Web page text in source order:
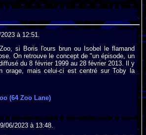
à 12:51.
si Boris l'ours brun ou Isobel le flamand
On retrouve le concept de "un épisode, un
du 8 février 1999 au 28 février 2013. Il y
orage, mais celui-ci est centré sur Toby la
(64 Zoo Lane)
06/2023 à 13:48.